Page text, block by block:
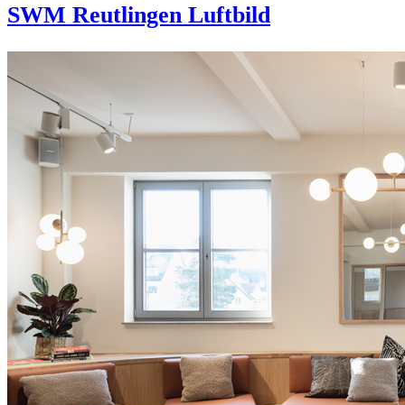
SWM Reutlingen Luftbild